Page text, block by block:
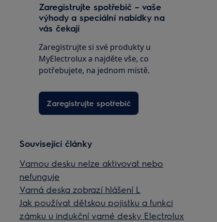
Zaregistrujte spotřebič – vaše
výhody a speciální nabídky na
vás čekají
Zaregistrujte si své produkty u
MyElectrolux a najděte vše, co
potřebujete, na jednom místě.
Zaregistrujte spotřebič
Související články
Varnou desku nelze aktivovat nebo
nefunguje
Varná deska zobrazí hlášení L
Jak používat dětskou pojistku a funkci
zámku u indukční varné desky Electrolux